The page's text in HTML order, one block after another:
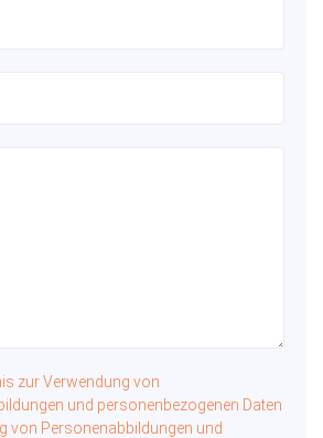
zur Verwendung von
und personenbezogenen Daten
von Personenabbildungen und